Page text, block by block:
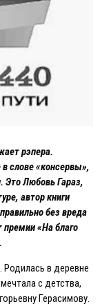
рэпера.
слове «консервы»,
Это Любовь Гараз,
автор книги
без вреда
«На благо
в деревне
с детства,
Герасимову.